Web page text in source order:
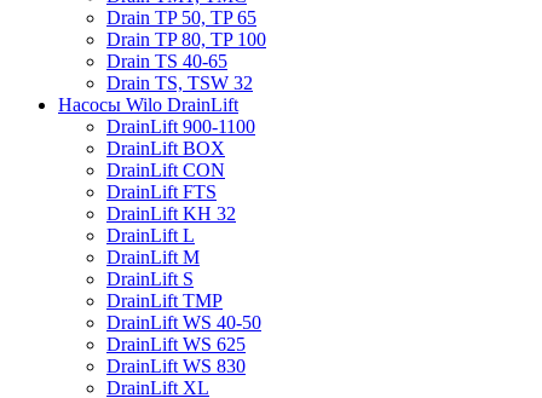
Drain TP 50, TP 65
Drain TP 80, TP 100
Drain TS 40-65
Drain TS, TSW 32
Насосы Wilo DrainLift
DrainLift 900-1100
DrainLift BOX
DrainLift CON
DrainLift FTS
DrainLift KH 32
DrainLift L
DrainLift M
DrainLift S
DrainLift TMP
DrainLift WS 40-50
DrainLift WS 625
DrainLift WS 830
DrainLift XL